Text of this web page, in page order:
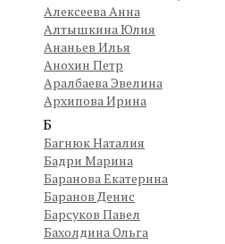
Алексеева Анна
Алтышкина Юлия
Ананьев Илья
Анохин Петр
Аралбаева Эвелина
Архипова Ирина
Б
Багнюк Наталия
Бадри Марина
Баранова Екатерина
Баранов Денис
Барсуков Павел
Бахолдина Ольга